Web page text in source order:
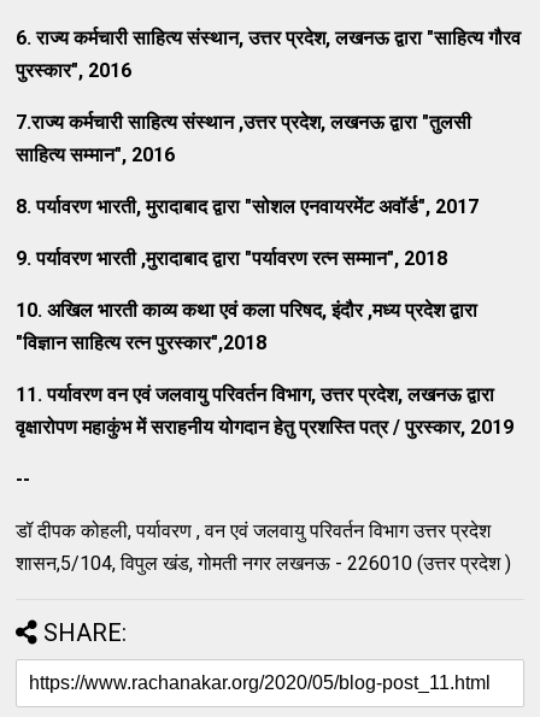
6.राज्य कर्मचारी साहित्य संस्थान,उत्तर प्रदेश,लखनऊ द्वारा "साहित्य गौरव
पुरस्कार", 2016
7.राज्य कर्मचारी साहित्य संस्थान ,उत्तर प्रदेश,लखनऊ द्वारा "तुलसी
साहित्य सम्मान", 2016
8.पर्यावरण भारती,मुरादाबाद द्वारा "सोशल एनवायरमेंट अवॉर्ड", 2017
9.पर्यावरण भारती ,मुरादाबाद द्वारा "पर्यावरण रत्न सम्मान", 2018
10.अखिल भारती काव्य कथा एवं कला परिषद,इंदौर ,मध्य प्रदेश द्वारा
"विज्ञान साहित्य रत्न पुरस्कार",2018
11.पर्यावरण वन एवं जलवायु परिवर्तन विभाग,उत्तर प्रदेश,लखनऊ द्वारा
वृक्षारोपण महाकुंभ में सराहनीय योगदान हेतु प्रशस्ति पत्र / पुरस्कार, 2019
--
डॉ दीपक कोहली, पर्यावरण , वन एवं जलवायु परिवर्तन विभाग उत्तर प्रदेश
शासन,5/104, विपुल खंड, गोमती नगर लखनऊ - 226010 (उत्तर प्रदेश )
SHARE: